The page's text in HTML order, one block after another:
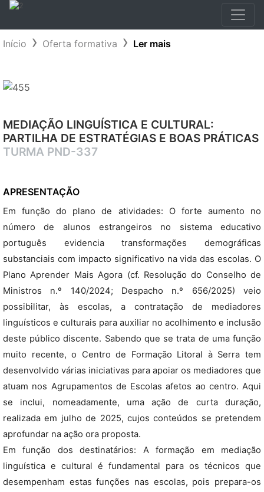
Início Oferta formativa Ler mais
MEDIAÇÃO LINGUÍSTICA E CULTURAL:
PARTILHA DE ESTRATÉGIAS E BOAS PRÁTICAS
TURMA PND-337
APRESENTAÇÃO
Em função do plano de atividades: O forte aumento no
número de alunos estrangeiros no sistema educativo
português evidencia transformações demográficas
substanciais com impacto significativo na vida das escolas. O
Plano Aprender Mais Agora (cf. Resolução do Conselho de
Ministros n.º 140/2024; Despacho n.º 656/2025) veio
possibilitar, às escolas, a contratação de mediadores
linguísticos e culturais para auxiliar no acolhimento e inclusão
deste público discente. Sabendo que se trata de uma função
muito recente, o Centro de Formação Litoral à Serra tem
desenvolvido várias iniciativas para apoiar os mediadores que
atuam nos Agrupamentos de Escolas afetos ao centro. Aqui
se inclui, nomeadamente, uma ação de curta duração,
realizada em julho de 2025, cujos conteúdos se pretendem
aprofundar na ação ora proposta.
Em função dos destinatários: A formação em mediação
linguística e cultural é fundamental para os técnicos que
desempenham estas funções nas escolas, pois prepara-os